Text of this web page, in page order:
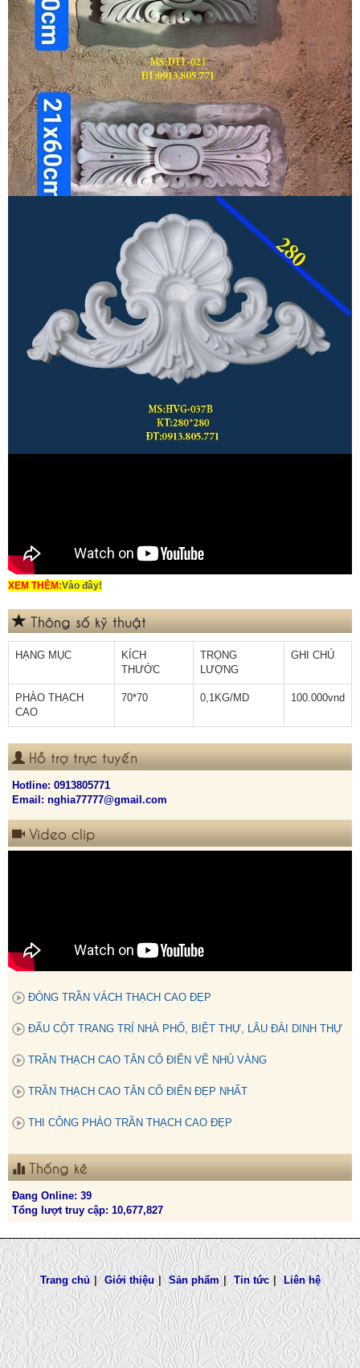
XEM THÊM:Vào đây!
Thông số kỹ thuật
HẠNG MỤC
KÍCH
THƯỚC
TRỌNG
LƯỢNG
GHI CHÚ
PHÀO THẠCH
CAO
70*70 0,1KG/MD 100.000vnd
Hỗ trợ trực tuyến
Hotline: 0913805771
Email: nghia77777@gmail.com
Video clip
ĐÓNG TRẦN VÁCH THẠCH CAO ĐẸP
ĐẤU CỘT TRANG TRÍ NHÀ PHỐ, BIỆT THỰ, LÂU ĐÀI DINH THỰ
TRẦN THẠCH CAO TÂN CỔ ĐIỂN VẼ NHỦ VÀNG
TRẦN THẠCH CAO TÂN CỔ ĐIỂN ĐẸP NHẤT
THI CÔNG PHÀO TRẦN THẠCH CAO ĐẸP
Thống kê
Đang Online: 39
Tổng lượt truy cập: 10,677,827
Trang chủ | Giới thiệu | Sản phẩm | Tin tức | Liên hệ